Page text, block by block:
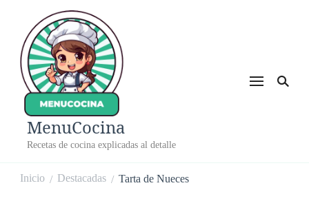
MenuCocina
Recetas de cocina explicadas al detalle
Inicio / Destacadas / Tarta de Nueces